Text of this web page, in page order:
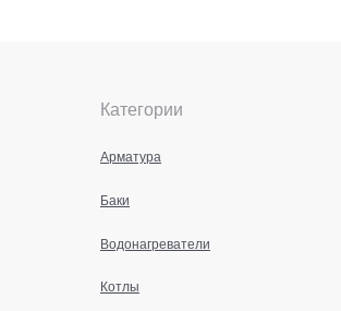
Категории
Арматура
Баки
Водонагреватели
Котлы